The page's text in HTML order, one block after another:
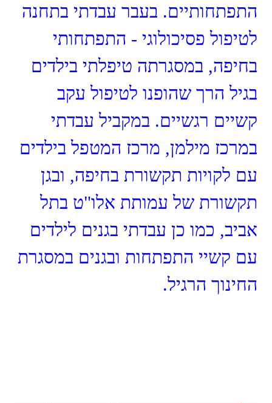
התפתחותיים. בעבר עבדתי בתחנה
לטיפול פסיכולוגי - התפתחותי
בחיפה, במסגרתה טיפלתי בילדים
בגיל הרך שהופנו לטיפול עקב
קשיים רגשיים. במקביל עבדתי
במרכז מילמן, מרכז המטפל בילדים
עם לקויות תקשורת בחיפה, ובגן
תקשורת של עמותת אלו"ט בתל
אביב, כמו כן עבדתי בגנים לילדים
עם קשיי התפתחות ובגנים במסגרת
החינוך הרגיל.